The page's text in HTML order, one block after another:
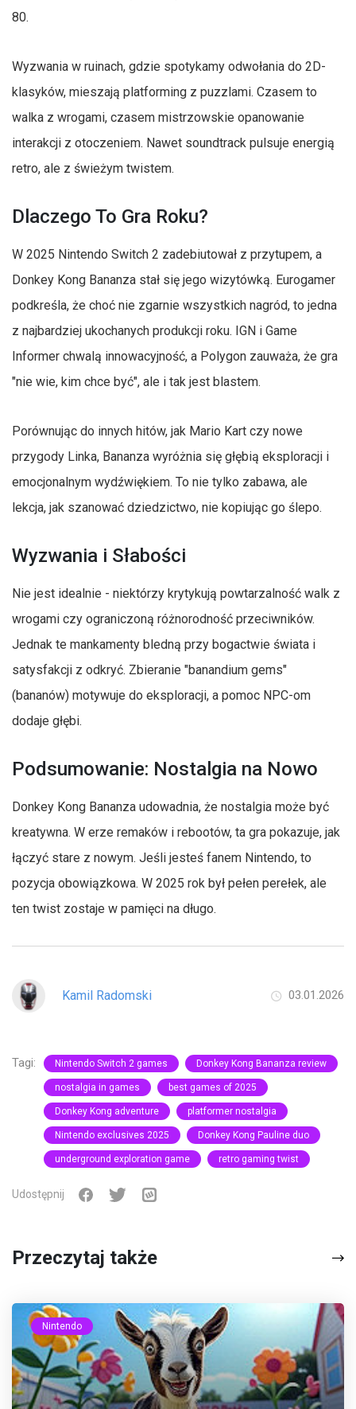
80.
Wyzwania w ruinach, gdzie spotykamy odwołania do 2D-
klasyków, mieszają platforming z puzzlami. Czasem to
walka z wrogami, czasem mistrzowskie opanowanie
interakcji z otoczeniem. Nawet soundtrack pulsuje energią
retro, ale z świeżym twistem.
Dlaczego To Gra Roku?
W 2025 Nintendo Switch 2 zadebiutował z przytupem, a
Donkey Kong Bananza stał się jego wizytówką. Eurogamer
podkreśla, że choć nie zgarnie wszystkich nagród, to jedna
z najbardziej ukochanych produkcji roku. IGN i Game
Informer chwalą innowacyjność, a Polygon zauważa, że gra
"nie wie, kim chce być", ale i tak jest blastem.
Porównując do innych hitów, jak Mario Kart czy nowe
przygody Linka, Bananza wyróżnia się głębią eksploracji i
emocjonalnym wydźwiękiem. To nie tylko zabawa, ale
lekcja, jak szanować dziedzictwo, nie kopiując go ślepo.
Wyzwania i Słabości
Nie jest idealnie - niektórzy krytykują powtarzalność walk z
wrogami czy ograniczoną różnorodność przeciwników.
Jednak te mankamenty bledną przy bogactwie świata i
satysfakcji z odkryć. Zbieranie "banandium gems"
(bananów) motywuje do eksploracji, a pomoc NPC-om
dodaje głębi.
Podsumowanie: Nostalgia na Nowo
Donkey Kong Bananza udowadnia, że nostalgia może być
kreatywna. W erze remaków i rebootów, ta gra pokazuje, jak
łączyć stare z nowym. Jeśli jesteś fanem Nintendo, to
pozycja obowiązkowa. W 2025 rok był pełen perełek, ale
ten twist zostaje w pamięci na długo.
Kamil Radomski 03.01.2026
Tagi: Nintendo Switch 2 games Donkey Kong Bananza review
nostalgia in games best games of 2025
Donkey Kong adventure platformer nostalgia
Nintendo exclusives 2025 Donkey Kong Pauline duo
underground exploration game retro gaming twist
Udostępnij
Przeczytaj także
Nintendo